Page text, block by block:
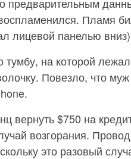
Пламя
лицевой панелью
на которой
Повезло, что
вернуть $750 на
возгорания.
это разовый